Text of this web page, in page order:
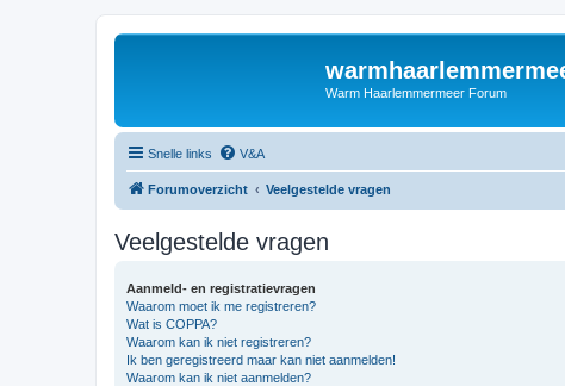
Warm Haarlemmermeer Forum
Snelle links V&A
Forumoverzicht Veelgestelde vragen
Veelgestelde vragen
Aanmeld- en registratievragen
Waarom moet ik me registreren?
Wat is COPPA?
Waarom kan ik niet registreren?
Ik ben geregistreerd maar kan niet aanmelden!
Waarom kan ik niet aanmelden?